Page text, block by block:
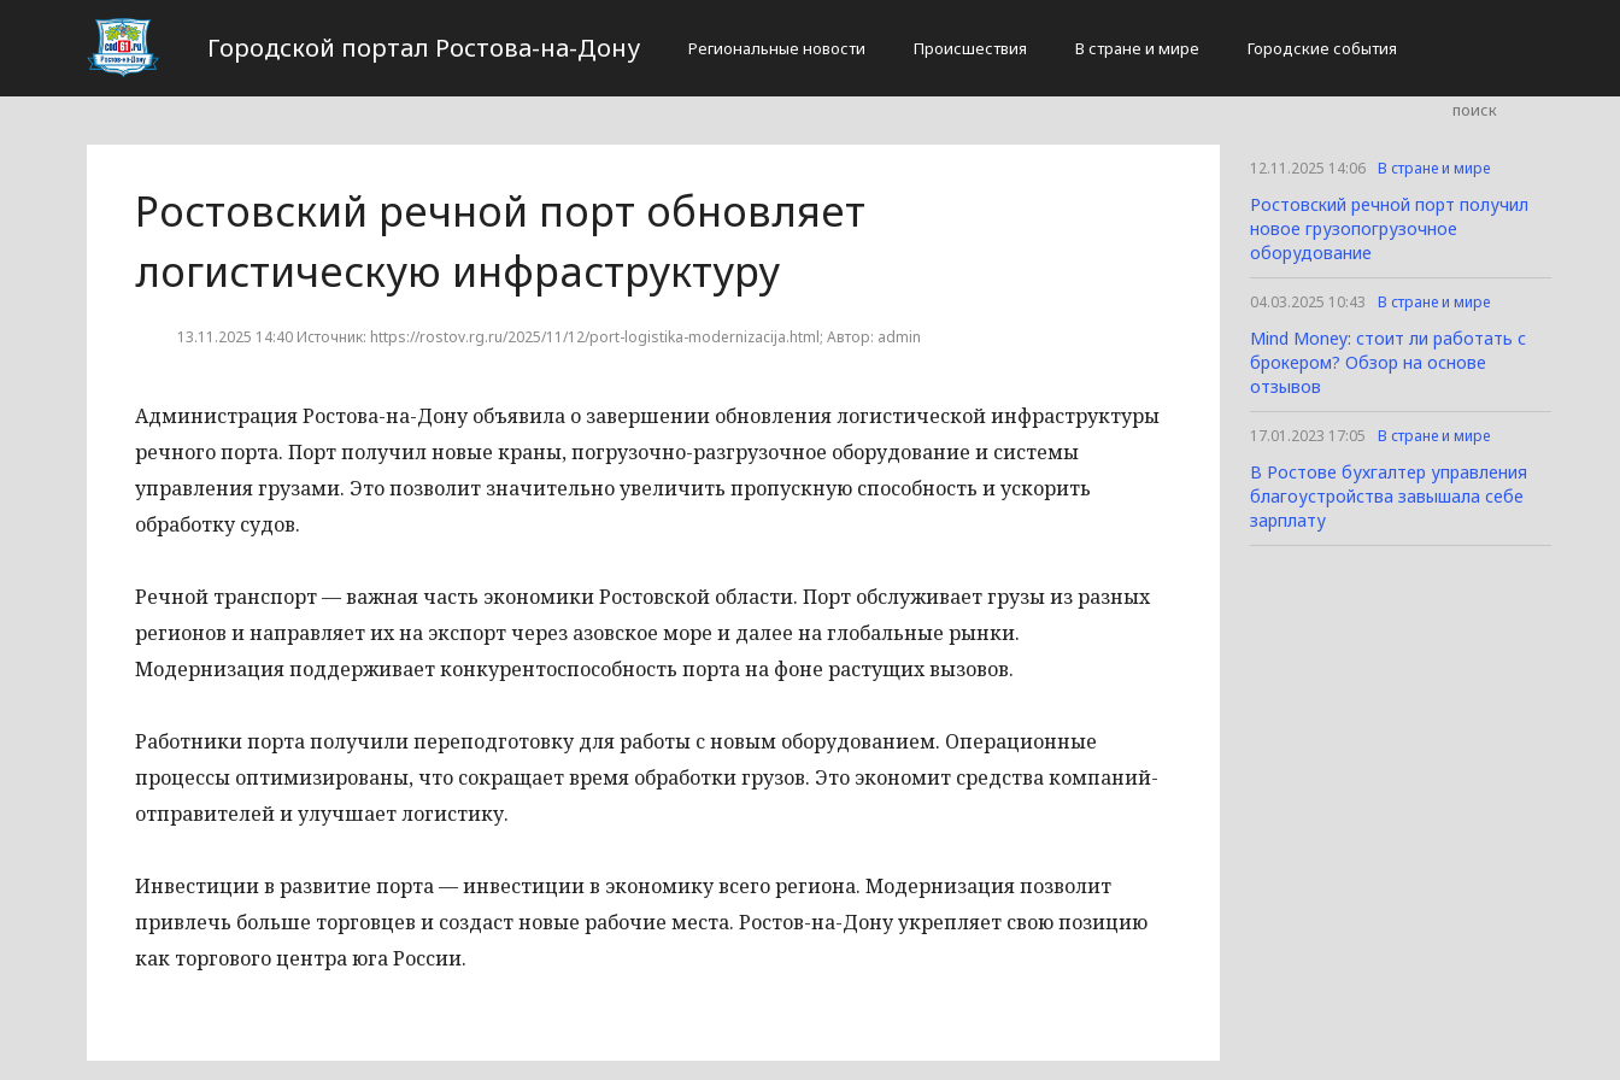
Городской портал Ростова-на-Дону Региональные новости Происшествия В стране и мире Городские события
Ростовский речной порт обновляет
логистическую инфраструктуру
13.11.2025 14:40 Источник: https://rostov.rg.ru/2025/11/12/port-logistika-modernizacija.html; Автор: admin
Администрация Ростова-на-Дону объявила о завершении обновления логистической инфраструктуры
речного порта. Порт получил новые краны, погрузочно-разгрузочное оборудование и системы
управления грузами. Это позволит значительно увеличить пропускную способность и ускорить
обработку судов.
Речной транспорт — важная часть экономики Ростовской области. Порт обслуживает грузы из разных
регионов и направляет их на экспорт через азовское море и далее на глобальные рынки.
Модернизация поддерживает конкурентоспособность порта на фоне растущих вызовов.
Работники порта получили переподготовку для работы с новым оборудованием. Операционные
процессы оптимизированы, что сокращает время обработки грузов. Это экономит средства компаний-
отправителей и улучшает логистику.
Инвестиции в развитие порта — инвестиции в экономику всего региона. Модернизация позволит
привлечь больше торговцев и создаст новые рабочие места. Ростов-на-Дону укрепляет свою позицию
как торгового центра юга России.
12.11.2025 14:06 В стране и мире
Ростовский речной порт получил
новое грузопогрузочное
оборудование
04.03.2025 10:43 В стране и мире
Mind Money: стоит ли работать с
брокером? Обзор на основе
отзывов
17.01.2023 17:05 В стране и мире
В Ростове бухгалтер управления
благоустройства завышала себе
зарплату